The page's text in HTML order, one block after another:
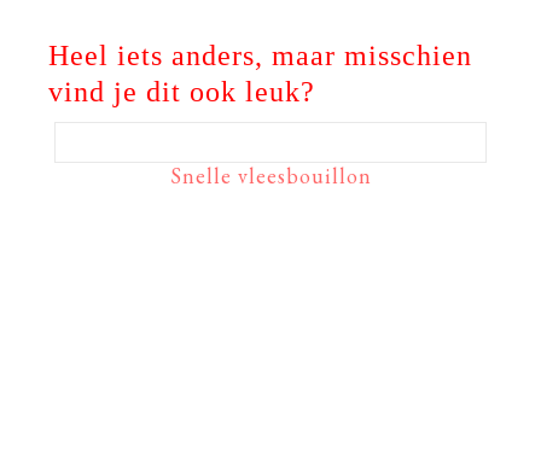
Heel iets anders, maar misschien
vind je dit ook leuk?
Snelle vleesbouillon